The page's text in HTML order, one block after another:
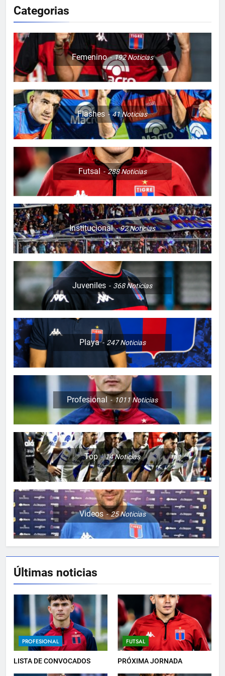
Categorias
Femenino 192Noticias
Flashes 41Noticias
Futsal 288Noticias
Institucional 92Noticias
Juveniles 368Noticias
Playa 247Noticias
Profesional 1011Noticias
Top 14Noticias
Videos 25Noticias
Últimas noticias
PROFESIONAL
LISTA DE CONVOCADOS
FUTSAL
PRÓXIMA JORNADA
PROFESIONAL
6
HACÉ EL CANJE